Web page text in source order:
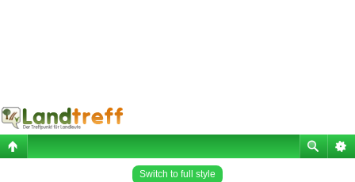
Switch to full style